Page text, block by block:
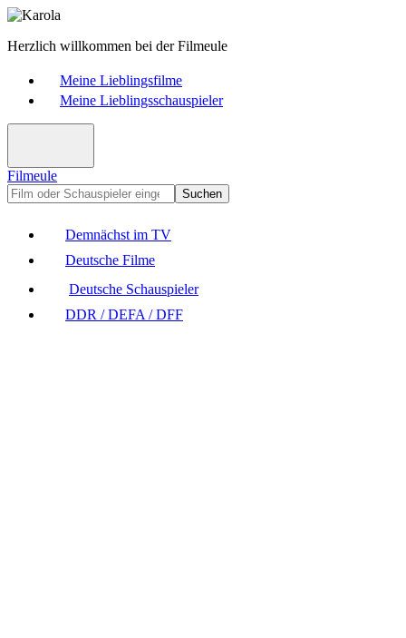
Herzlich willkommen bei der Filmeule
Meine Lieblingsfilme
Meine Lieblingsschauspieler
Filmeule
Suchen
Demnächst im TV
Deutsche Filme
Deutsche Schauspieler
DDR / DEFA / DFF